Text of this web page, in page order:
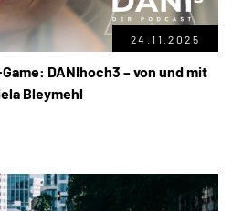
24.11.2025
DANIhoch3 – von und mit
Bleymehl